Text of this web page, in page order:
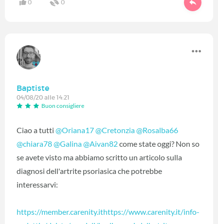
0 0
Baptiste
04/08/20 alle 14:21
Buon consigliere
Ciao a tutti @Oriana17@Cretonzia@Rosalba66
@chiara78@Galina@Aivan82‍ come state oggi? Non so
se avete visto ma abbiamo scritto un articolo sulla
diagnosi dell'artrite psoriasica che potrebbe
interessarvi:
https://member.carenity.ithttps://www.carenity.it/info-